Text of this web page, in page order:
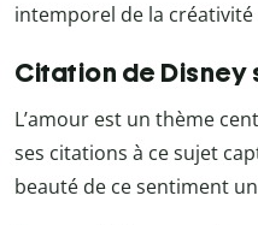
intemporel de la créativité
Citation de Disney
L’amour est un thème
ses citations à ce sujet
beauté de ce sentiment